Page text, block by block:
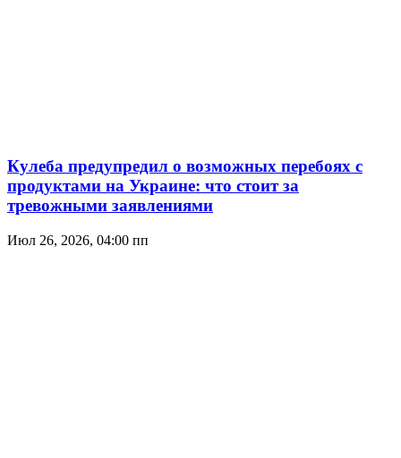
Кулеба предупредил о возможных перебоях с
продуктами на Украине: что стоит за
тревожными заявлениями
Июл 26, 2026, 04:00 пп